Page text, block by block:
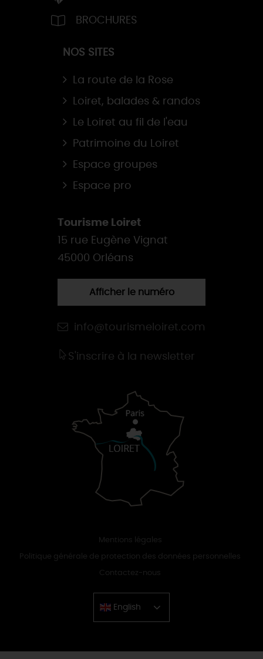
BROCHURES
NOS SITES
La route de la Rose
Loiret, balades & randos
Le Loiret au fil de l'eau
Patrimoine du Loiret
Espace groupes
Espace pro
Tourisme Loiret
15 rue Eugène Vignat
45000 Orléans
Afficher le numéro
info@tourismeloiret.com
S'inscrire à la newsletter
Mentions légales
Politique générale de protection des données personnelles
Contactez-nous
English
Chinese